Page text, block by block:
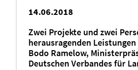
14.06.2018
Zwei Projekte und zwei
herausragenden
Bodo Ramelow,
Deutschen Verbandes für